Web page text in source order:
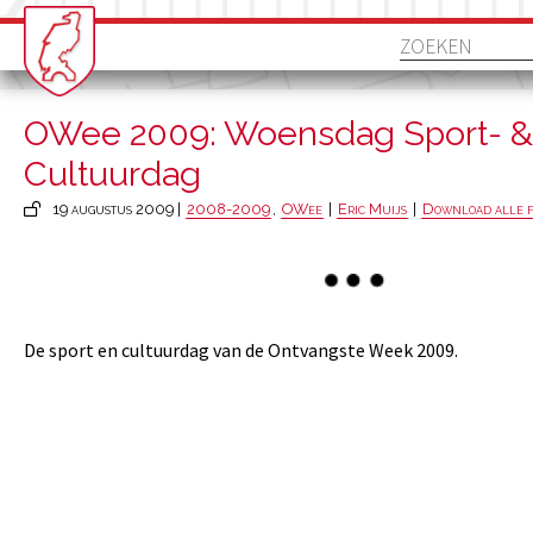
OWee 2009: Woensdag Sport- &
Cultuurdag
19 augustus 2009 | 2008-2009 , OWee Eric Muijs Download alle
De sport en cultuurdag van de Ontvangste Week 2009.